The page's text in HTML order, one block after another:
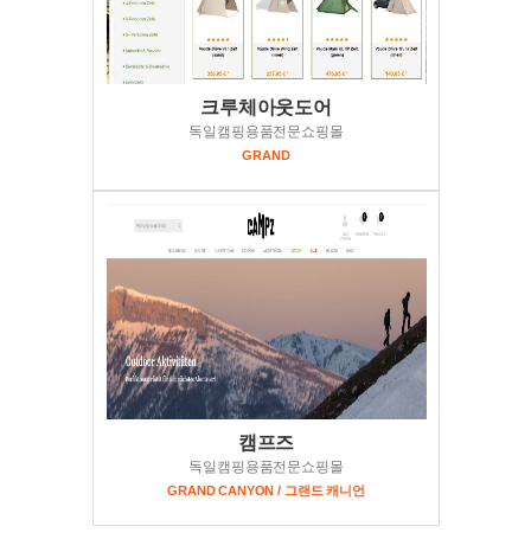
크루체아웃도어
독일캠핑용품전문쇼핑몰
GRAND
캠프즈
독일캠핑용품전문쇼핑몰
GRAND CANYON / 그랜드 캐니언